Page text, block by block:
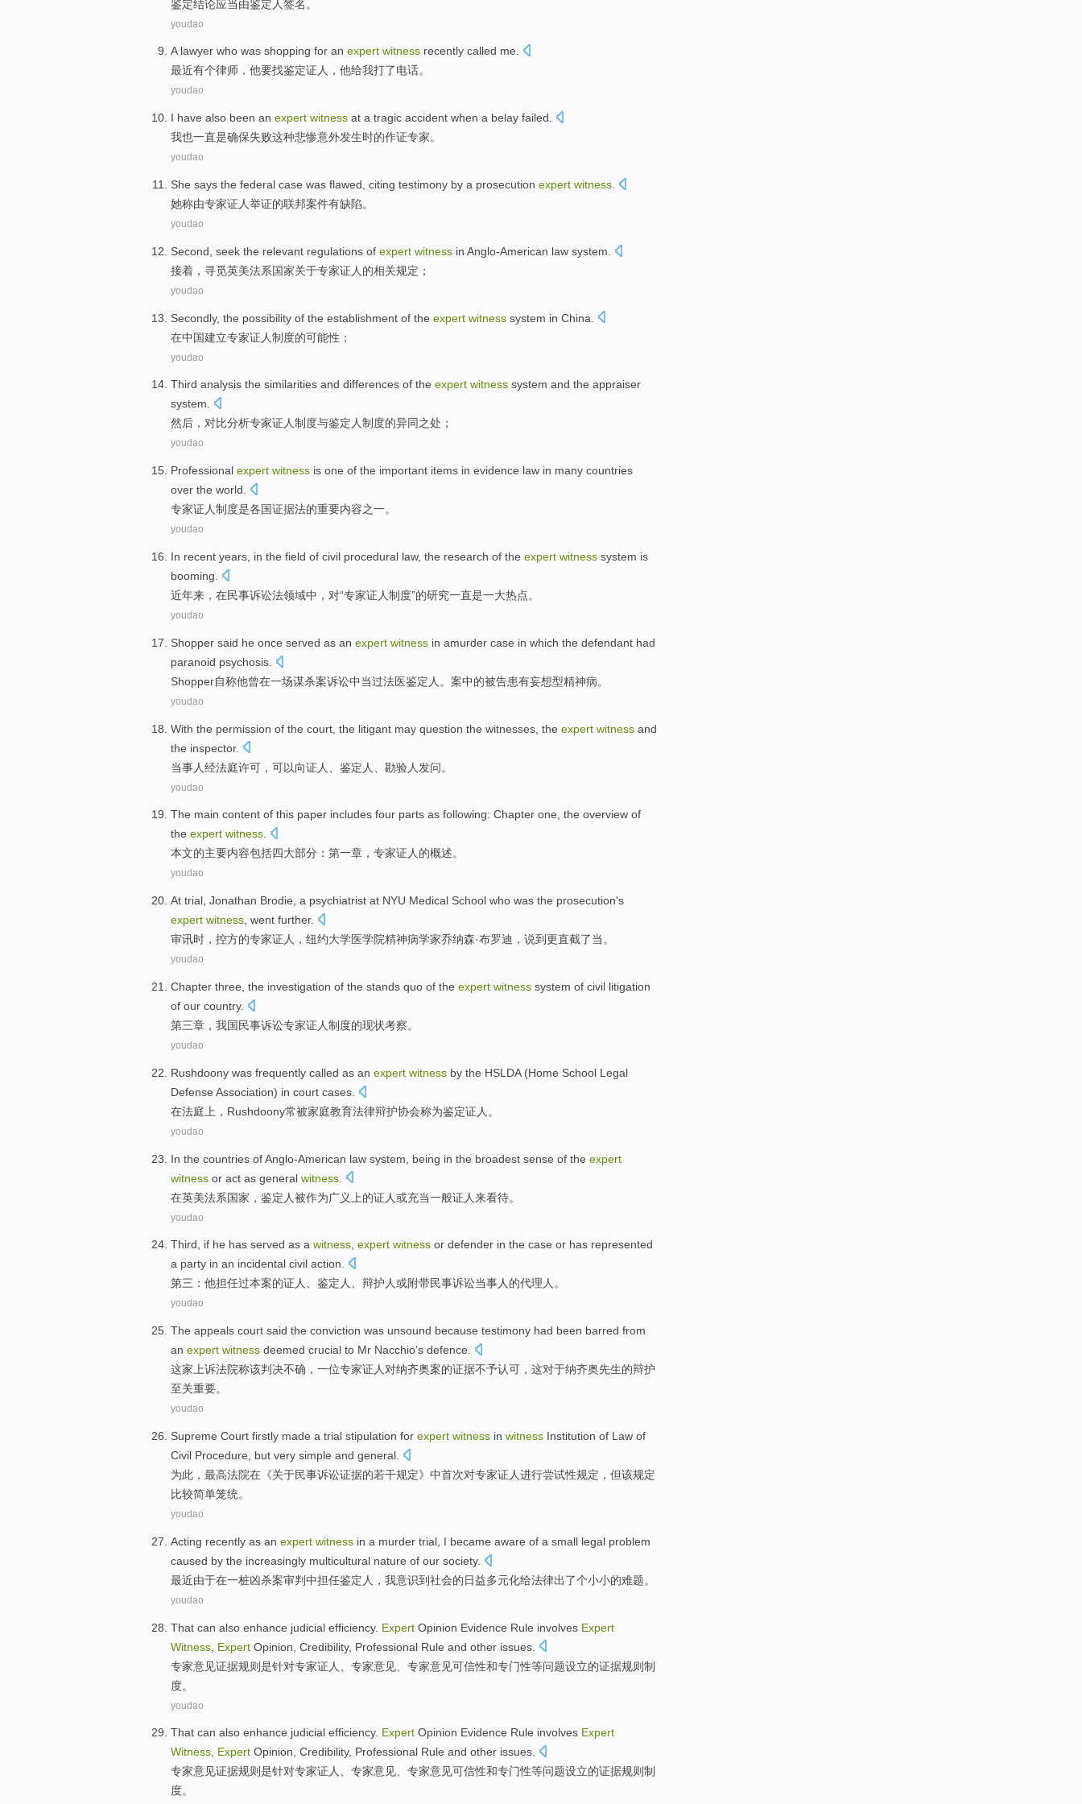
鉴定结论应当由鉴定人签名 。
youdao
A lawyer who was shopping for an expert witness recently called me.
最近有个律师 ，他要找鉴定证人 ，他给我打了电话。
youdao
I have also been an expert witness at a tragic accident when a belay failed
我也一直是确保失败这种悲惨意外发生时的作证专家。
youdao
She says the federal case was flawed citing testimony by a prosecution expert witness
她称由专家证人举证的联邦案件有缺陷。
youdao
Second seek the relevant regulations of expert witness in Anglo-American law system.
接着 ， 寻觅英美法系国家关于专家证人 的相关规定 ；
youdao
Secondly, the possibility of the establishment of the expert witness system in China
在中国建立专家证人制度的可能性 ；
youdao
Third analysis the similarities and differences of the expert witness system and the appraiser
system.
然后 ，对比分析专家证人制度与鉴定人制度的异同之处；
youdao
Professional expert witness is one of the important items in evidence law in many countries
over the world.
专家证人制度是各国证据法的重要内容之一。
youdao
In recent years in the field of civil procedural law, the research of the expert witness system is
booming
近年来， 在民事诉讼法领域中 ，对“专家证人制度”的研究一直是一大热点。
youdao
Shopper said he once served as an expert witness in amurder case in which the defendant had
paranoid psychosis
Shopper自称他曾在一场谋杀案诉讼中当过法医鉴定人 。 案中的被告患有妄想型精神病。
youdao
With the permission of the court , the litigant may question the witnesses , the expert witness and
the inspector.
当事人经法庭许可 ， 可以向证人 、鉴定人、勘验人 发问。
youdao
The main content of this paper includes four parts as following: Chapter one, the overview of
the expert witness.
本文的主要内容包括四大部分 ： 第一章 ， 专家证人的概述。
youdao
At trial , Jonathan Brodie a psychiatrist at NYU Medical School who was the prosecution's
expert witness went further.
审讯时， 控方的专家证人 ， 纽约大学医学院精神病学家乔纳森·布罗迪 ，说到更直截了当。
youdao
Chapter three, the investigation of the stands quo of the expert witness system of civil litigation
of our country.
第三章 ，我国 民事诉讼专家证人制度的现状考察。
youdao
Rushdoony was frequently called as an expert witness by the HSLDA(Home School Legal
Defense Association) in court cases.
在法庭 上， Rushdoony常被家庭教育法律辩护协会称为鉴定证人 。
youdao
In the countries of Anglo-American law system, being in the broadest sense of the expert
witness or act as general witness
在英美法系国家 ， 鉴定人被作为广义 上的证人或充当一般证人来看待。
youdao
Third, if he has served as a witness, expert witness or defender in the case or has represented
a party in an incidental civil action.
第三 ： 他担任过本案的证人、 鉴定人、 辩护人或附带民事诉讼当事人的代理人。
youdao
The appeals court said the conviction was unsound because testimony had been barred from
an expert witness deemed crucial to Mr Nacchio's defence
这家 上诉法院称该判决不确 ， 一位专家证人 对纳齐奥案的证据不予认可，这对于纳齐奥先生的辩护
至关重要。
youdao
Supreme Court firstly made a trial stipulation for expert witness in witness Institution of Law of
Civil Procedure, but very simple and general
为此， 最高法院在 《关于民事诉讼证据的若干规定》中首次对专家证人进行尝试性规定 ， 但该规定
比较简单笼统。
youdao
Acting recently as an expert witness in a murder trial I became aware of a small legal problem
caused by the increasingly multicultural nature of our society.
最近由于在一桩凶杀案审判中担任鉴定人 ， 我意识到社会的日益多元化给法律出了个小小的难题。
youdao
That can also enhance judicial efficiency. Expert Opinion Evidence Rule involves Expert
Witness Expert Opinion, Credibility, Professional Rule and other issues
专家意见证据规则是针对专家证人 、专家意见、专家意见可信性和专门性等问题设立的证据规则制
度。
youdao
That can also enhance judicial efficiency. Expert Opinion Evidence Rule involves Expert
Witness, Expert Opinion, Credibility, Professional Rule and other issues.
专家意见证据规则是针对专家证人、专家意见、专家意见可信性和专门性等问题设立的证据规则制
度。